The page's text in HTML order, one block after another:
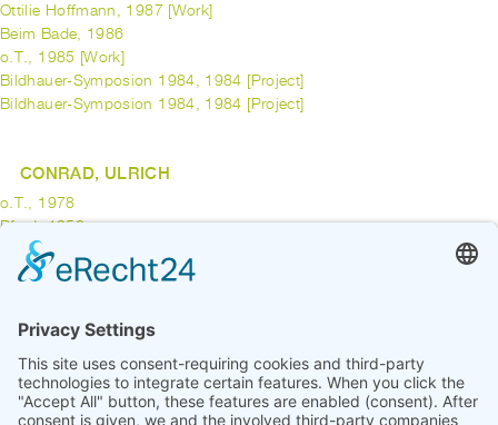
Ottilie Hoffmann, 1987 [Work]
Beim Bade, 1986
o.T., 1985 [Work]
Bildhauer-Symposion 1984, 1984 [Project]
Bildhauer-Symposion 1984, 1984 [Project]
CONRAD, ULRICH
o.T., 1978
Pferd, 1958
Quote in Time, 1995 [Work]
1
2
3